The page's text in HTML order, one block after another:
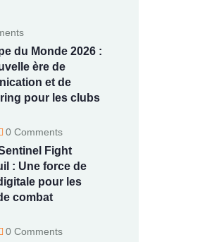
du Monde 2026 :
ère de
et de
pour les clubs
0 Comments
Fight
: Une force de
pour les
combat
0 Comments